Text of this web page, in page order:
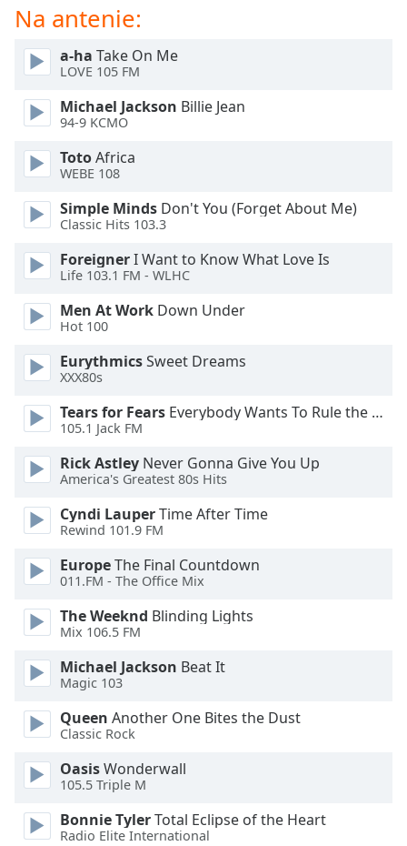
Opacity
Caption
Area
Background
Color
Opacity
Font
Edge
Style
Font
Family
Reset
Done
Modal
Dialog
dialog
window.
Na antenie:
a-ha Take On Me
LOVE 105 FM
Michael Jackson Billie Jean
94-9 KCMO
TotoAfrica
WEBE 108
Simple Minds Don't You (Forget About Me)
Classic Hits 103.3
ForeignerI Want to Know What Love Is
Life 103.1 FM - WLHC
Men At Work Down Under
Hot 100
EurythmicsSweet Dreams
XXX80s
Tears for Fears Everybody Wants To Rule the World
105.1 Jack FM
Rick Astley Never Gonna Give You Up
America's Greatest 80s Hits
Cyndi LauperTime After Time
Rewind 101.9 FM
EuropeThe Final Countdown
011.FM - The Office Mix
The Weeknd Blinding Lights
Mix 106.5 FM
Michael Jackson Beat It
Magic 103
Queen Another One Bites the Dust
Classic Rock
OasisWonderwall
105.5 Triple M
Bonnie TylerTotal Eclipse of the Heart
Radio Elite International